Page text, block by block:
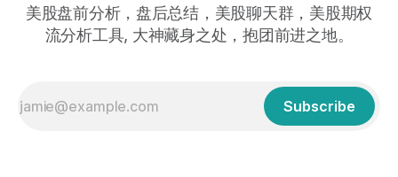
美股盘前分析，盘后总结，美股聊天群，美股期权
流分析工具, 大神藏身之处，抱团前进之地。
Subscribe